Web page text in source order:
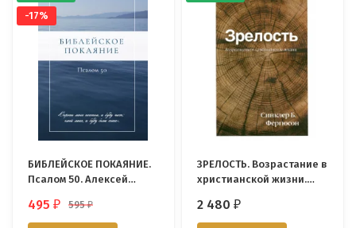
-17%
БИБЛЕЙСКОЕ ПОКАЯНИЕ.
Псалом 50. Алексей
495₽ 595₽
ЗРЕЛОСТЬ. Возрастание в
христианской жизни.
2 480₽